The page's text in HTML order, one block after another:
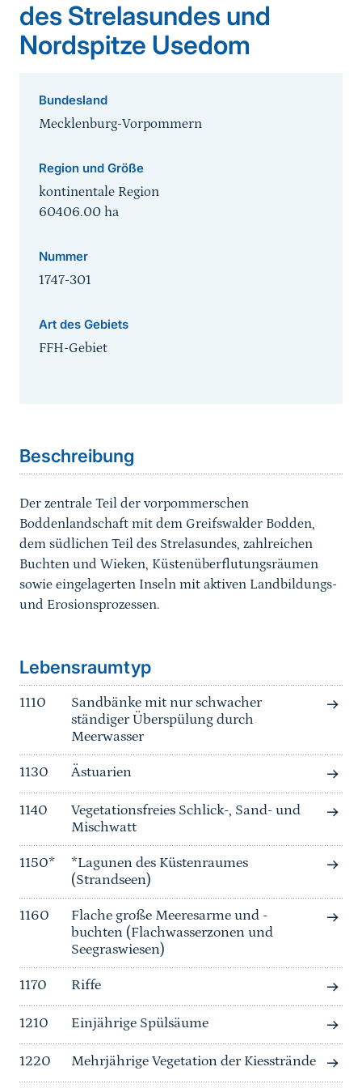
des Strelasundes und
Nordspitze Usedom
Bundesland
Mecklenburg-Vorpommern
Region und Größe
kontinentale Region
60406.00 ha
Nummer
1747-301
Art des Gebiets
FFH-Gebiet
Beschreibung
Der zentrale Teil der vorpommerschen
Boddenlandschaft mit dem Greifswalder Bodden,
dem südlichen Teil des Strelasundes, zahlreichen
Buchten und Wieken, Küstenüberflutungsräumen
sowie eingelagerten Inseln mit aktiven Landbildungs-
und Erosionsprozessen.
Lebensraumtyp
1110
Sandbänke mit nur schwacher
ständiger Überspülung durch
Meerwasser
1130 Ästuarien
1140
Vegetationsfreies Schlick-, Sand- und
Mischwatt
1150*
*Lagunen des Küstenraumes
(Strandseen)
1160
Flache große Meeresarme und -
buchten (Flachwasserzonen und
Seegraswiesen)
1170 Riffe
1210 Einjährige Spülsäume
1220 Mehrjährige Vegetation der Kiesstrände